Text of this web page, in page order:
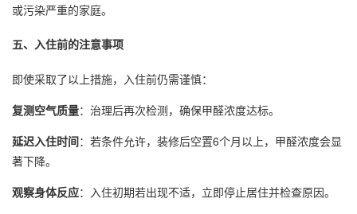
或污染严重的家庭。
五、入住前的注意事项
即使采取了以上措施，入住前仍需谨慎：
复测空气质量：治理后再次检测，确保甲醛浓度达标。
延迟入住时间：若条件允许，装修后空置6个月以上，甲醛浓度会显
著下降。
观察身体反应：入住初期若出现不适，立即停止居住并检查原因。